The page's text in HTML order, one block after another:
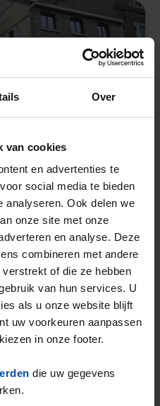
Over
van cookies
en advertenties te
social media te bieden
analyseren. Ook delen we
onze site met onze
en analyse. Deze
combineren met andere
of die ze hebben
van hun services. U
als u onze website blijft
uw voorkeuren aanpassen
in onze footer.
die uw gegevens
€ 775p/m
al weg
om kans te maken. Met
→